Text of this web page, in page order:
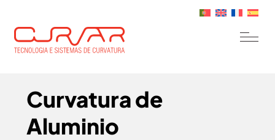
Curvatura de
Aluminio